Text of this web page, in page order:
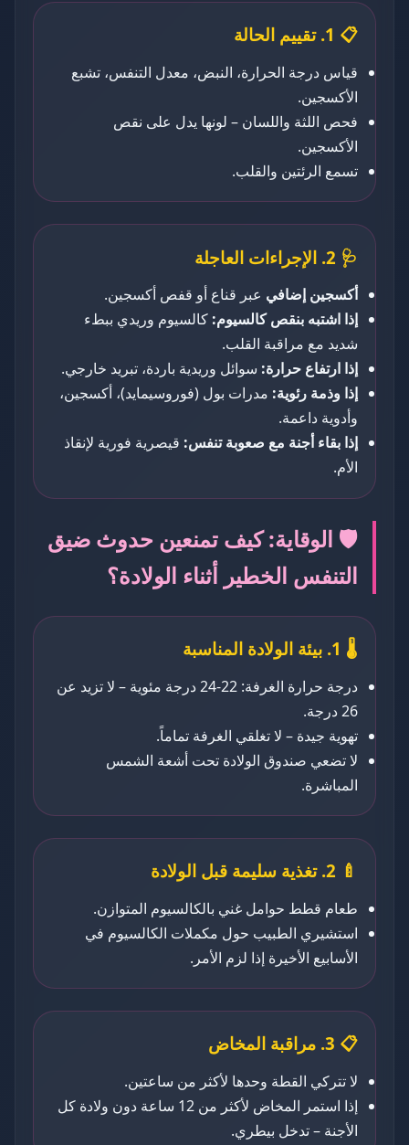
📋 1. تقييم الحالة
قياس درجة الحرارة، النبض، معدل التنفس، تشبع
الأكسجين.
فحص اللثة واللسان – لونها يدل على نقص
الأكسجين.
تسمع الرئتين والقلب.
🩺 2. الإجراءات العاجلة
أكسجين إضافي عبر قناع أو قفص أكسجين.
إذا اشتبه بنقص كالسيوم: كالسيوم وريدي ببطء
شديد مع مراقبة القلب.
إذا ارتفاع حرارة: سوائل وريدية باردة، تبريد خارجي.
إذا وذمة رئوية: مدرات بول (فوروسيمايد)، أكسجين،
وأدوية داعمة.
إذا بقاء أجنة مع صعوبة تنفس: قيصرية فورية لإنقاذ
الأم.
🛡️ الوقاية: كيف تمنعين حدوث ضيق
التنفس الخطير أثناء الولادة؟
🌡️ 1. بيئة الولادة المناسبة
درجة حرارة الغرفة: 22-24 درجة مئوية – لا تزيد عن
26 درجة.
تهوية جيدة – لا تغلقي الغرفة تماماً.
لا تضعي صندوق الولادة تحت أشعة الشمس
المباشرة.
🍼 2. تغذية سليمة قبل الولادة
طعام قطط حوامل غني بالكالسيوم المتوازن.
استشيري الطبيب حول مكملات الكالسيوم في
الأسابيع الأخيرة إذا لزم الأمر.
📋 3. مراقبة المخاض
لا تتركي القطة وحدها لأكثر من ساعتين.
إذا استمر المخاض لأكثر من 12 ساعة دون ولادة كل
الأجنة – تدخل بيطري.